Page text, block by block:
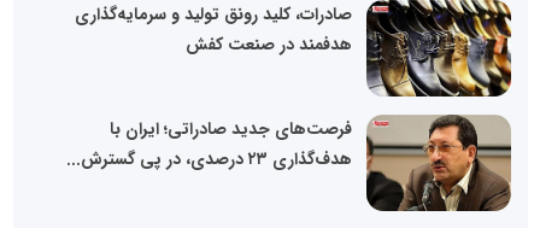
صادرات، کلید رونق تولید و سرمایه‌گذاری
هدفمند در صنعت کفش
فرصت‌های جدید صادراتی؛ ایران با
هدف‌گذاری ۲۳ درصدی، در پی گسترش...